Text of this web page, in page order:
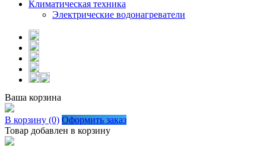
Климатическая техника
Электрические водонагреватели
Ваша корзина
В корзину (0) Оформить заказ
Товар добавлен в корзину